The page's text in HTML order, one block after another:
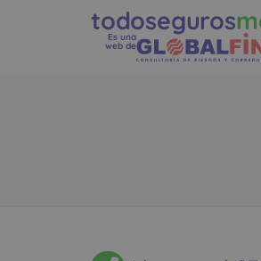
todoseguros
Es una
web de